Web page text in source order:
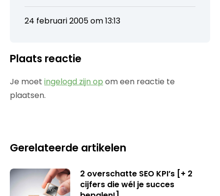
24 februari 2005 om 13:13
Plaats reactie
Je moet ingelogd zijn op om een reactie te
plaatsen.
Gerelateerde artikelen
2 overschatte SEO KPI’s [+ 2
cijfers die wél je succes